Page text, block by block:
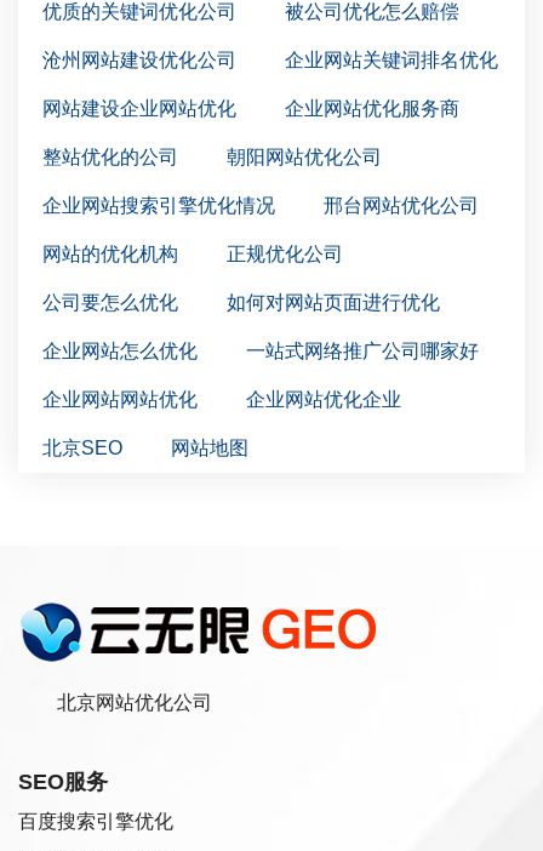
优质的关键词优化公司 被公司优化怎么赔偿
沧州网站建设优化公司 企业网站关键词排名优化
网站建设企业网站优化 企业网站优化服务商
整站优化的公司 朝阳网站优化公司
企业网站搜索引擎优化情况 邢台网站优化公司
网站的优化机构 正规优化公司
公司要怎么优化 如何对网站页面进行优化
企业网站怎么优化 一站式网络推广公司哪家好
企业网站网站优化 企业网站优化企业
北京SEO 网站地图
北京网站优化公司
SEO服务
百度搜索引擎优化